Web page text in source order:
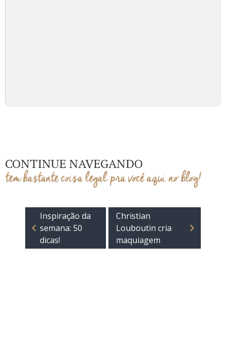
CONTINUE NAVEGANDO
tem bastante coisa legal pra você aqui no blog!
Inspiração da
semana: 50
dicas!
Christian
Louboutin cria
maquiagem